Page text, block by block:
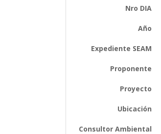
Nro DIA
Año
Expediente SEAM
Proponente
Proyecto
Ubicación
Consultor Ambiental